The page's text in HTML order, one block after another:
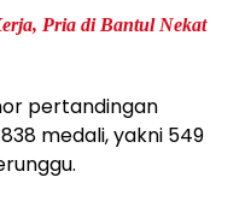
Pria di Bantul Nekat
pertandingan
medali, yakni 549